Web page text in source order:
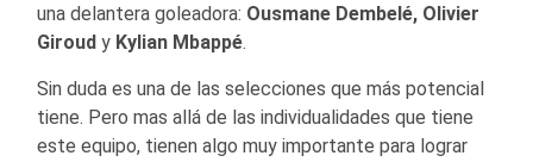
una delantera goleadora: Ousmane Dembelé, Olivier
Giroud y Kylian Mbappé.
Sin duda es una de las selecciones que más potencial
tiene. Pero mas allá de las individualidades que tiene
este equipo, tienen algo muy importante para lograr